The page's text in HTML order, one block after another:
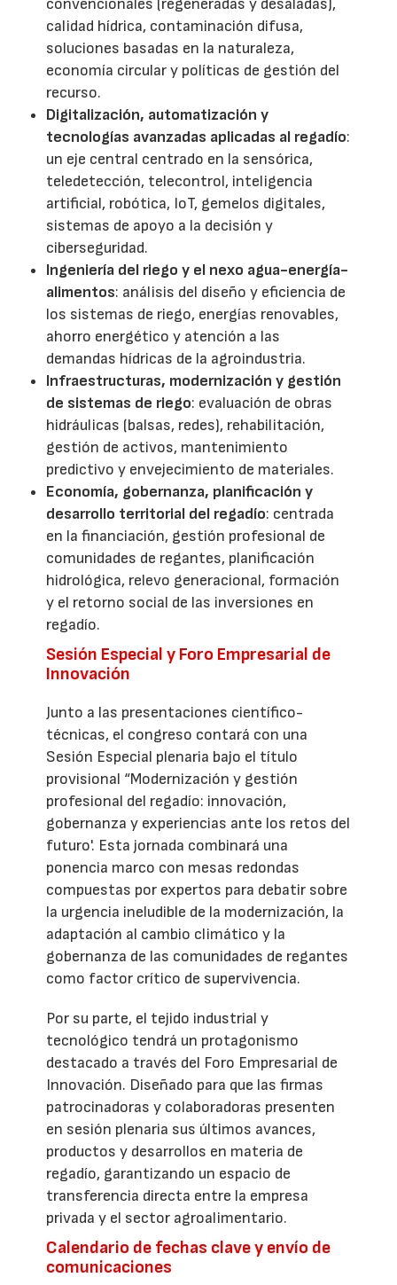
convencionales (regeneradas y desaladas),
calidad hídrica, contaminación difusa,
soluciones basadas en la naturaleza,
economía circular y políticas de gestión del
recurso.
Digitalización, automatización y
tecnologías avanzadas aplicadas al regadío:
un eje central centrado en la sensórica,
teledetección, telecontrol, inteligencia
artificial, robótica, IoT, gemelos digitales,
sistemas de apoyo a la decisión y
ciberseguridad.
Ingeniería del riego y el nexo agua-energía-
alimentos: análisis del diseño y eficiencia de
los sistemas de riego, energías renovables,
ahorro energético y atención a las
demandas hídricas de la agroindustria.
Infraestructuras, modernización y gestión
de sistemas de riego: evaluación de obras
hidráulicas (balsas, redes), rehabilitación,
gestión de activos, mantenimiento
predictivo y envejecimiento de materiales.
Economía, gobernanza, planificación y
desarrollo territorial del regadío: centrada
en la financiación, gestión profesional de
comunidades de regantes, planificación
hidrológica, relevo generacional, formación
y el retorno social de las inversiones en
regadío.
Sesión Especial y Foro Empresarial de
Innovación
Junto a las presentaciones científico-
técnicas, el congreso contará con una
Sesión Especial plenaria bajo el título
provisional “Modernización y gestión
profesional del regadío: innovación,
gobernanza y experiencias ante los retos del
futuro'. Esta jornada combinará una
ponencia marco con mesas redondas
compuestas por expertos para debatir sobre
la urgencia ineludible de la modernización, la
adaptación al cambio climático y la
gobernanza de las comunidades de regantes
como factor crítico de supervivencia.
Por su parte, el tejido industrial y
tecnológico tendrá un protagonismo
destacado a través del Foro Empresarial de
Innovación. Diseñado para que las firmas
patrocinadoras y colaboradoras presenten
en sesión plenaria sus últimos avances,
productos y desarrollos en materia de
regadío, garantizando un espacio de
transferencia directa entre la empresa
privada y el sector agroalimentario.
Calendario de fechas clave y envío de
comunicaciones